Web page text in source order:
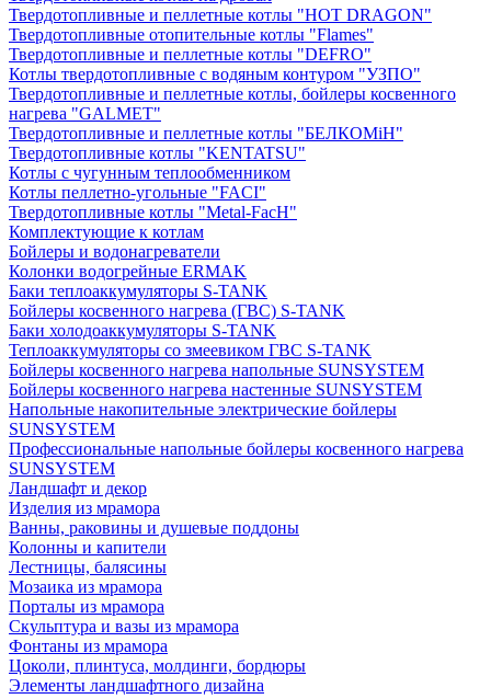
Твердотопливные и пеллетные котлы "HOT DRAGON"
Твердотопливные отопительные котлы "Flames"
Твердотопливные и пеллетные котлы "DEFRO"
Котлы твердотопливные с водяным контуром "УЗПО"
Твердотопливные и пеллетные котлы, бойлеры косвенного
нагрева "GALMET"
Твердотопливные и пеллетные котлы "БЕЛКОМiН"
Твердотопливные котлы "KENTATSU"
Котлы с чугунным теплообменником
Котлы пеллетно-угольные "FACI"
Твердотопливные котлы "Metal-FacH"
Комплектующие к котлам
Бойлеры и водонагреватели
Колонки водогрейные ERMAK
Баки теплоаккумуляторы S-TANK
Бойлеры косвенного нагрева (ГВС) S-TANK
Баки холодоаккумуляторы S-TANK
Теплоаккумуляторы со змеевиком ГВС S-TANK
Бойлеры косвенного нагрева напольные SUNSYSTEM
Бойлеры косвенного нагрева настенные SUNSYSTEM
Напольные накопительные электрические бойлеры
SUNSYSTEM
Профессиональные напольные бойлеры косвенного нагрева
SUNSYSTEM
Ландшафт и декор
Изделия из мрамора
Ванны, раковины и душевые поддоны
Колонны и капители
Лестницы, балясины
Мозаика из мрамора
Порталы из мрамора
Скульптура и вазы из мрамора
Фонтаны из мрамора
Цоколи, плинтуса, молдинги, бордюры
Элементы ландшафтного дизайна